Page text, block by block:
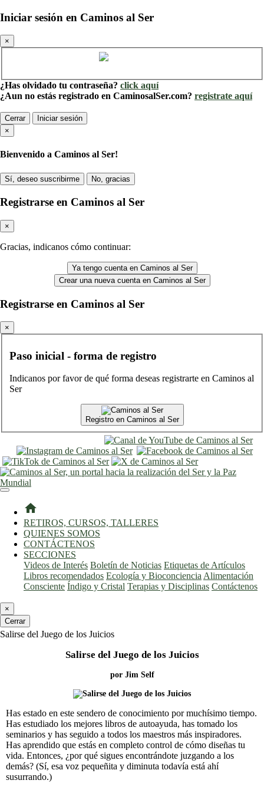
Iniciar sesión en Caminos al Ser
×
¿Has olvidado tu contraseña? click aquí
¿Aun no estás registrado en CaminosalSer.com? registrate aquí
Cerrar
Iniciar sesión
×
Bienvenido a Caminos al Ser!
Sí, deseo suscribirme No, gracias
Registrarse en Caminos al Ser
×
Gracias, indicanos cómo continuar:
Ya tengo cuenta en Caminos al Ser
Crear una nueva cuenta en Caminos al Ser
Registrarse en Caminos al Ser
×
Paso inicial - forma de registro
Indicanos por favor de qué forma deseas registrarte en Caminos al
Ser
Registro en Caminos al Ser
home
RETIROS, CURSOS, TALLERES
QUIENES SOMOS
CONTÁCTENOS
SECCIONES
Videos de Interés Boletín de Noticias Etiquetas de Artículos
Libros recomendados Ecología y Bioconciencia Alimentación
Consciente Índigo y Cristal Terapias y Disciplinas Contáctenos
×
Cerrar
Salirse del Juego de los Juicios
Salirse del Juego de los Juicios
por Jim Self
Has estado en este sendero de conocimiento por muchísimo tiempo.
Has estudiado los mejores libros de autoayuda, has tomado los
seminarios y has seguido a todos los maestros más inspiradores.
Has aprendido que estás en completo control de cómo diseñas tu
vida. Entonces, ¿por qué sigues encontrándote juzgando a los
demás? (Sí, esa voz pequeñita y diminuta todavía está ahí
susurrando.)